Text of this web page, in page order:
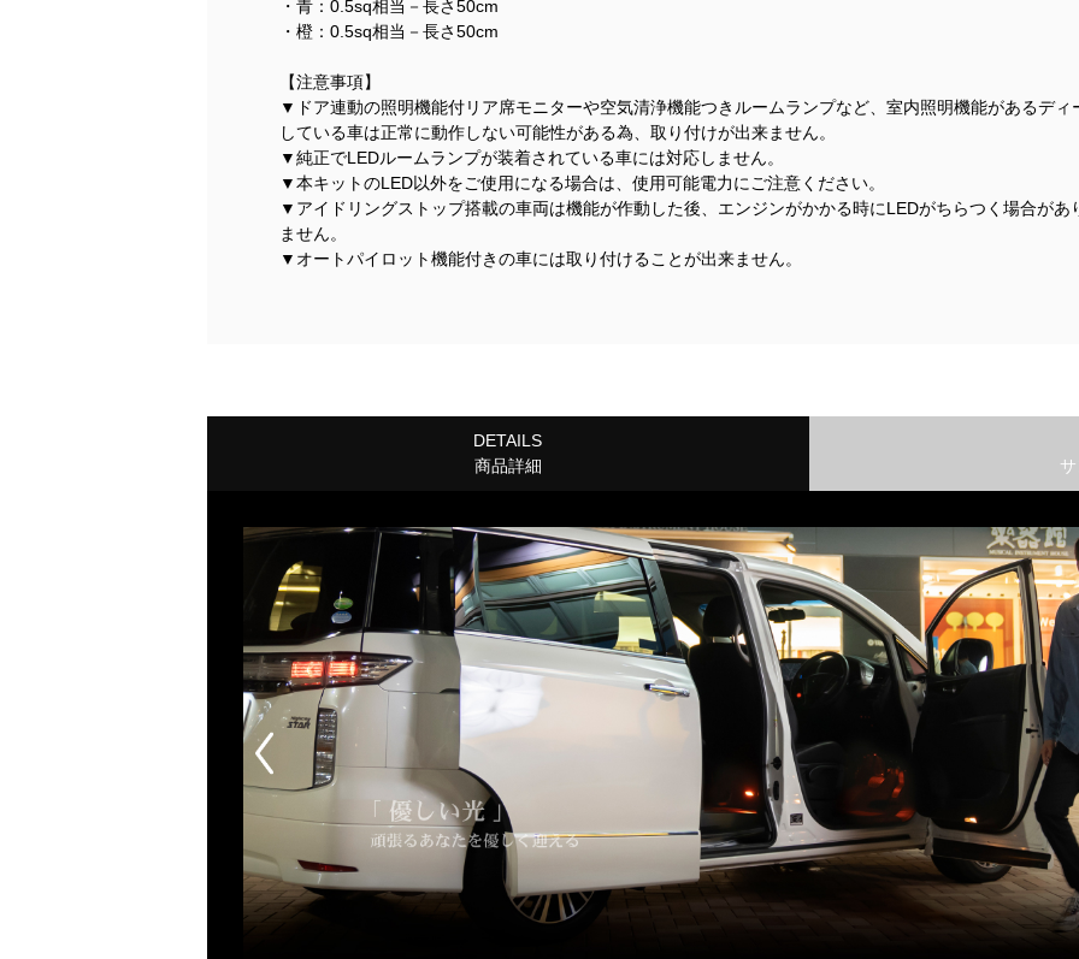
・青：0.5sq相当－長さ50cm
・橙：0.5sq相当－長さ50cm
【注意事項】
▼ドア連動の照明機能付リア席モニターや空気清浄機能つきルームランプなど、室内照明機能があるデ
している車は正常に動作しない可能性がある為、取り付けが出来ません。
▼純正でLEDルームランプが装着されている車には対応しません。
▼本キットのLED以外をご使用になる場合は、使用可能電力にご注意ください。
▼アイドリングストップ搭載の車両は機能が作動した後、エンジンがかかる時にLEDがちらつく場合があ
ません。
▼オートパイロット機能付きの車には取り付けることが出来ません。
DETAILS
商品詳細